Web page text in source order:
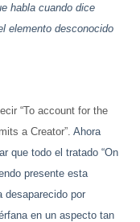
habla cuando dice
elemento desconocido
“To account for the
a Creator”. Ahora
que todo el tratado “On
presente esta
desaparecido por
en un aspecto tan